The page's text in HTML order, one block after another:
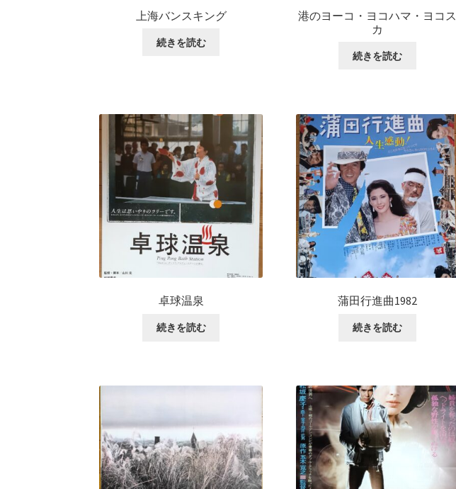
上海バンスキング
続きを読む
港のヨーコ・ヨコハマ・ヨコス
カ
続きを読む
卓球温泉
続きを読む
蒲田行進曲1982
続きを読む